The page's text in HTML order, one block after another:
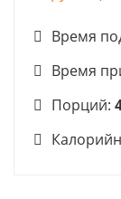
Время
Время
Порций: